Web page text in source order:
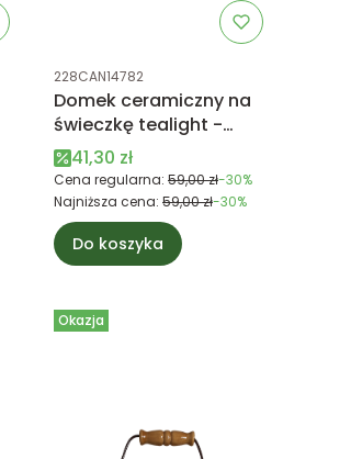
Kod produktu
228CAN14782
Domek ceramiczny na
świeczkę tealight -
niebieski, granatowy,
biały
Cena promocyjna
41,30 zł
Cena regularna: 59,00 zł-30%
Najniższa cena: 59,00 zł-30%
Do koszyka
Okazja